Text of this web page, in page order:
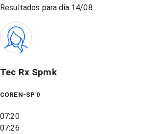
Resultados para dia 14/08
Tec Rx Spmk
COREN-SP 0
07:20
07:26